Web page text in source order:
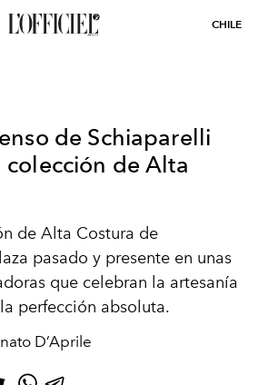
CHILE
de Schiaparelli
colección de Alta
de Alta Costura de
pasado y presente en unas
que celebran la artesanía
perfección absoluta.
D’Aprile